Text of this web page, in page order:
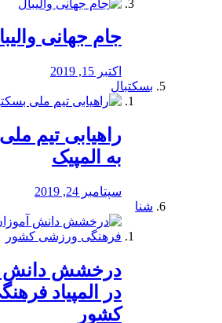
جام جهانی
اکتبر 15, 2019
بسکتبال
راهیابی تیم
به المپیک
سپتامبر 24, 2019
شنا
درخشش دانش
در المپیاد
کشور